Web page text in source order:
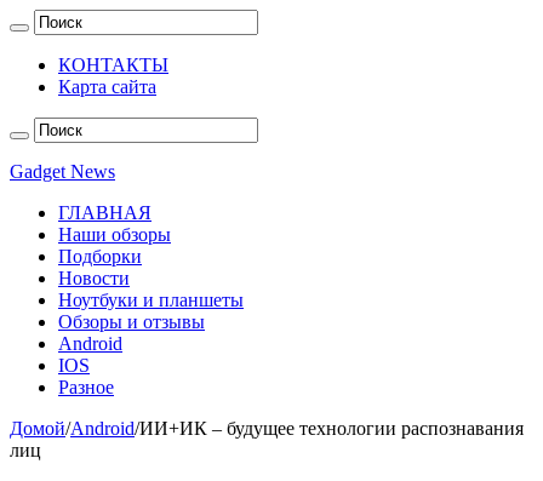
КОНТАКТЫ
Карта сайта
Gadget News
ГЛАВНАЯ
Наши обзоры
Подборки
Новости
Ноутбуки и планшеты
Обзоры и отзывы
Android
IOS
Разное
Домой/Android/ИИ+ИК – будущее технологии распознавания
лиц